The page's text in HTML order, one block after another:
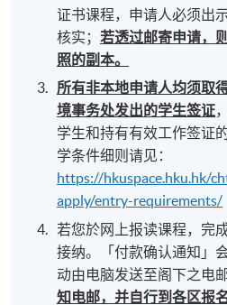
证书课程，申请人必须出
核实；若透过邮寄申请，
照的副本。
所有非本地申请人均须取
境事务处发出的学生签证
学生和持有有效工作签证
学条件细则请见：
https://hkuspace.hku.hk/
apply/entry-requirements/
若您於网上报读课程，完
接纳。「付款确认通知」
动由电脑发送至阁下之电
知电邮，并自行到各区报